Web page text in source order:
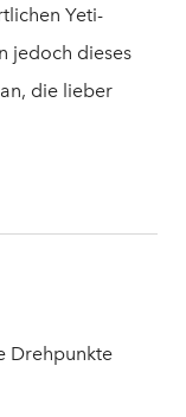
Yeti-
jedoch dieses
die lieber
Drehpunkte